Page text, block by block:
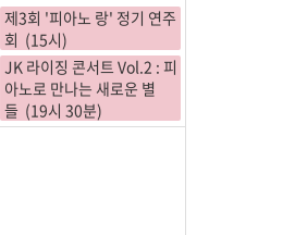
제3회 '피아노 랑' 정기 연주
회 (15시)
JK 라이징 콘서트 Vol.2 : 피
아노로 만나는 새로운 별
들 (19시 30분)